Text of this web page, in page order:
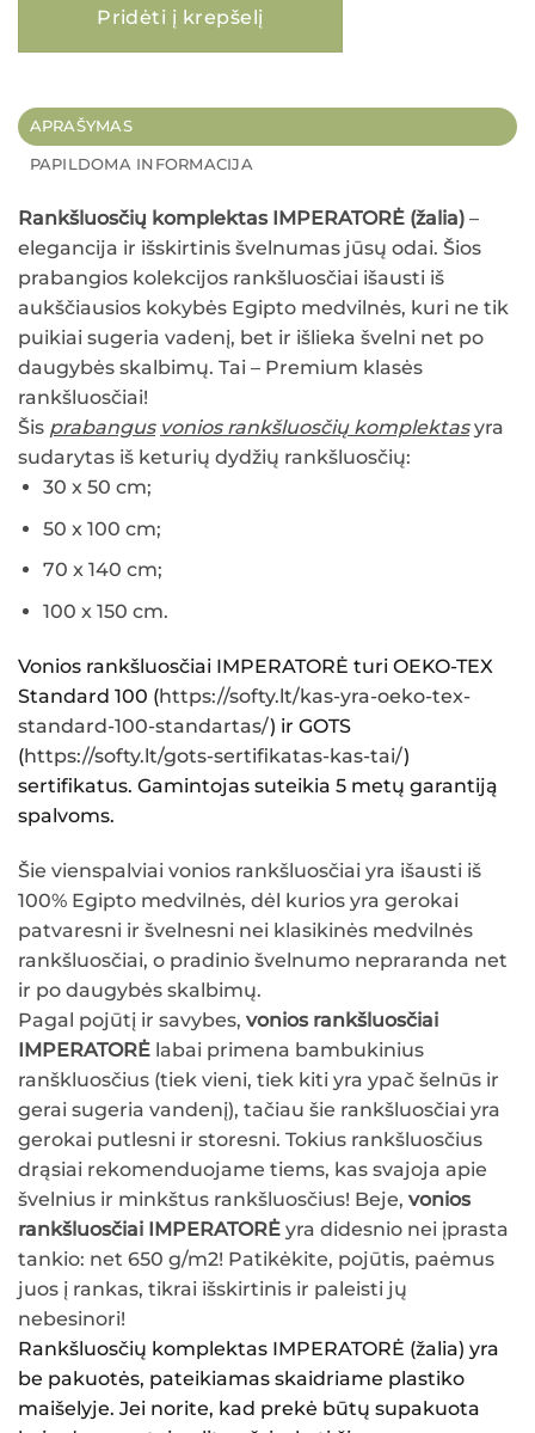
Pridėti į krepšelį
APRAŠYMAS
PAPILDOMA INFORMACIJA
Rankšluosčių komplektas IMPERATORĖ (žalia) –
elegancija ir išskirtinis švelnumas jūsų odai. Šios
prabangios kolekcijos rankšluosčiai išausti iš
aukščiausios kokybės Egipto medvilnės, kuri ne tik
puikiai sugeria vadenį, bet ir išlieka švelni net po
daugybės skalbimų. Tai – Premium klasės
rankšluosčiai!
Šis prabangus vonios rankšluosčių komplektasyra
sudarytas iš keturių dydžių rankšluosčių:
30 x 50 cm;
50 x 100 cm;
70 x 140 cm;
100 x 150 cm.
Vonios rankšluosčiai IMPERATORĖ turi OEKO-TEX
Standard 100 (https://softy.lt/kas-yra-oeko-tex-
standard-100-standartas/) ir GOTS
(https://softy.lt/gots-sertifikatas-kas-tai/)
sertifikatus. Gamintojas suteikia 5 metų garantiją
spalvoms.
Šie vienspalviai vonios rankšluosčiai yra išausti iš
100% Egipto medvilnės, dėl kurios yra gerokai
patvaresni ir švelnesni nei klasikinės medvilnės
rankšluosčiai, o pradinio švelnumo nepraranda net
ir po daugybės skalbimų.
Pagal pojūtį ir savybes, vonios rankšluosčiai
IMPERATORĖ labai primena bambukinius
ranškluosčius (tiek vieni, tiek kiti yra ypač šelnūs ir
gerai sugeria vandenį), tačiau šie rankšluosčiai yra
gerokai putlesni ir storesni. Tokius rankšluosčius
drąsiai rekomenduojame tiems, kas svajoja apie
švelnius ir minkštus rankšluosčius! Beje, vonios
rankšluosčiai IMPERATORĖ yra didesnio nei įprasta
tankio: net 650 g/m2! Patikėkite, pojūtis, paėmus
juos į rankas, tikrai išskirtinis ir paleisti jų
nebesinori!
Rankšluosčių komplektas IMPERATORĖ (žalia) yra
be pakuotės, pateikiamas skaidriame plastiko
maišelyje. Jei norite, kad prekė būtų supakuota